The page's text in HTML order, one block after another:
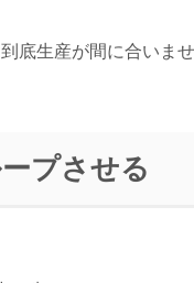
底生産が間に合いま
プさせる